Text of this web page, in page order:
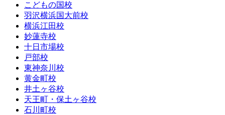
こどもの国校
羽沢横浜国大前校
横浜江田校
妙蓮寺校
十日市場校
戸部校
東神奈川校
黄金町校
井土ヶ谷校
天王町・保土ヶ谷校
石川町校